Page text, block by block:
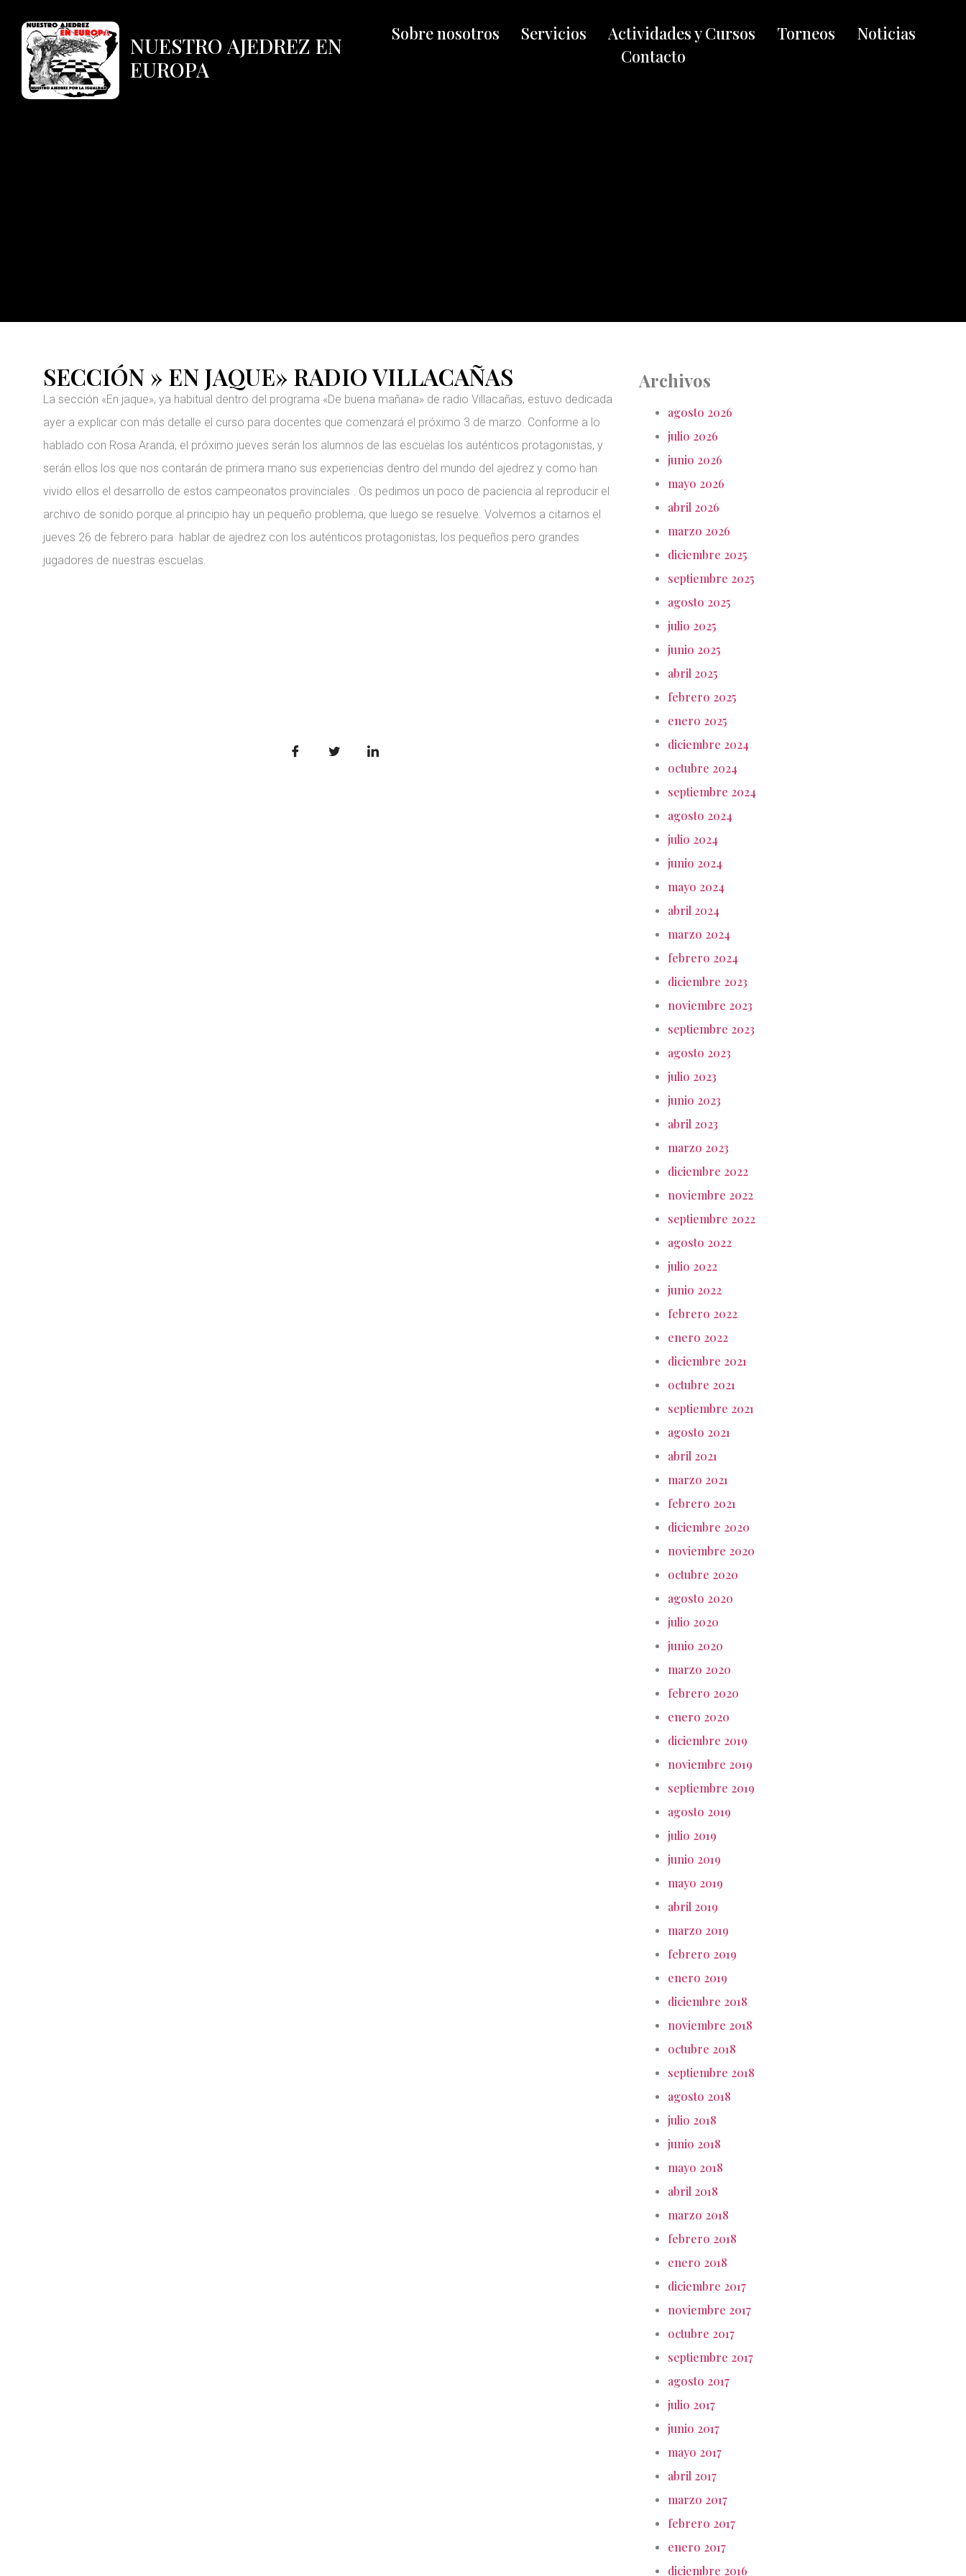
NUESTRO AJEDREZ EN
EUROPA
Sobre nosotros Servicios Actividades y Cursos Torneos
Noticias
Contacto
SECCIÓN » EN JAQUE» RADIO VILLACAÑAS
La sección «En jaque», ya habitual dentro del programa «De buena mañana» de radio Villacañas, estuvo dedicada
ayer a explicar con más detalle el curso para docentes que comenzará el próximo 3 de marzo. Conforme a lo
hablado con Rosa Aranda, el próximo jueves serán los alumnos de las escuelas los auténticos protagonistas, y
serán ellos los que nos contarán de primera mano sus experiencias dentro del mundo del ajedrez y como han
vivido ellos el desarrollo de estos campeonatos provinciales . Os pedimos un poco de paciencia al reproducir el
archivo de sonido porque al principio hay un pequeño problema, que luego se resuelve. Volvemos a citarnos el
jueves 26 de febrero para hablar de ajedrez con los auténticos protagonistas, los pequeños pero grandes
jugadores de nuestras escuelas.
Archivos
agosto 2026
julio 2026
junio 2026
mayo 2026
abril 2026
marzo 2026
diciembre 2025
septiembre 2025
agosto 2025
julio 2025
junio 2025
abril 2025
febrero 2025
enero 2025
diciembre 2024
octubre 2024
septiembre 2024
agosto 2024
julio 2024
junio 2024
mayo 2024
abril 2024
marzo 2024
febrero 2024
diciembre 2023
noviembre 2023
septiembre 2023
agosto 2023
julio 2023
junio 2023
abril 2023
marzo 2023
diciembre 2022
noviembre 2022
septiembre 2022
agosto 2022
julio 2022
junio 2022
febrero 2022
enero 2022
diciembre 2021
octubre 2021
septiembre 2021
agosto 2021
abril 2021
marzo 2021
febrero 2021
diciembre 2020
noviembre 2020
octubre 2020
agosto 2020
julio 2020
junio 2020
marzo 2020
febrero 2020
enero 2020
diciembre 2019
noviembre 2019
septiembre 2019
agosto 2019
julio 2019
junio 2019
mayo 2019
abril 2019
marzo 2019
febrero 2019
enero 2019
diciembre 2018
noviembre 2018
octubre 2018
septiembre 2018
agosto 2018
julio 2018
junio 2018
mayo 2018
abril 2018
marzo 2018
febrero 2018
enero 2018
diciembre 2017
noviembre 2017
octubre 2017
septiembre 2017
agosto 2017
julio 2017
junio 2017
mayo 2017
abril 2017
marzo 2017
febrero 2017
enero 2017
diciembre 2016